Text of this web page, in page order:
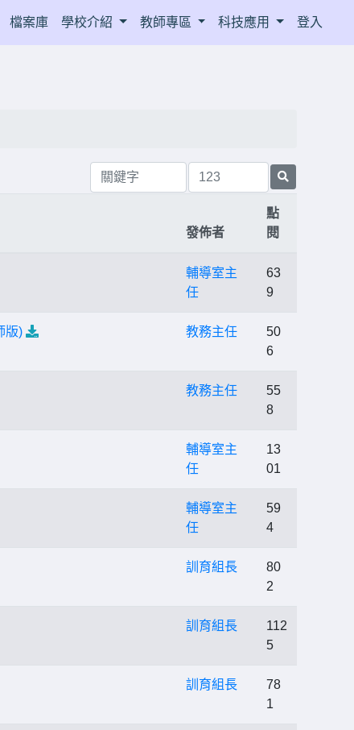
檔案庫 學校介紹 教師專區 科技應用 登入
發佈者
點
閱
輔導室主
任
63
9
版) 教務主任
50
6
教務主任
55
8
輔導室主
任
13
01
輔導室主
任
59
4
訓育組長
80
2
訓育組長
112
5
訓育組長
78
1